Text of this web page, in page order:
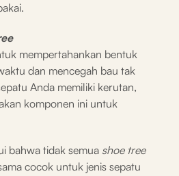
mempertahankan bentuk
dan mencegah bau tak
Anda memiliki kerutan,
komponen ini untuk
bahwa tidak semua shoe tree
cocok untuk jenis sepatu